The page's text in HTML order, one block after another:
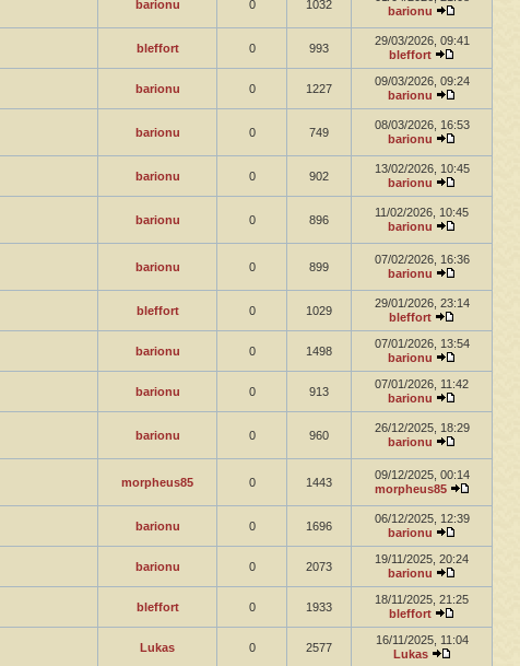
barionu 0 1032
barionu
bleffort 0 993
29/03/2026, 09:41
bleffort
barionu 0 1227
09/03/2026, 09:24
barionu
barionu 0 749
08/03/2026, 16:53
barionu
barionu 0 902
13/02/2026, 10:45
barionu
barionu 0 896
11/02/2026, 10:45
barionu
barionu 0 899
07/02/2026, 16:36
barionu
bleffort 0 1029
29/01/2026, 23:14
bleffort
barionu 0 1498
07/01/2026, 13:54
barionu
barionu 0 913
07/01/2026, 11:42
barionu
barionu 0 960
26/12/2025, 18:29
barionu
morpheus85 0 1443
09/12/2025, 00:14
morpheus85
barionu 0 1696
06/12/2025, 12:39
barionu
barionu 0 2073
19/11/2025, 20:24
barionu
bleffort 0 1933
18/11/2025, 21:25
bleffort
Lukas 0 2577
16/11/2025, 11:04
Lukas